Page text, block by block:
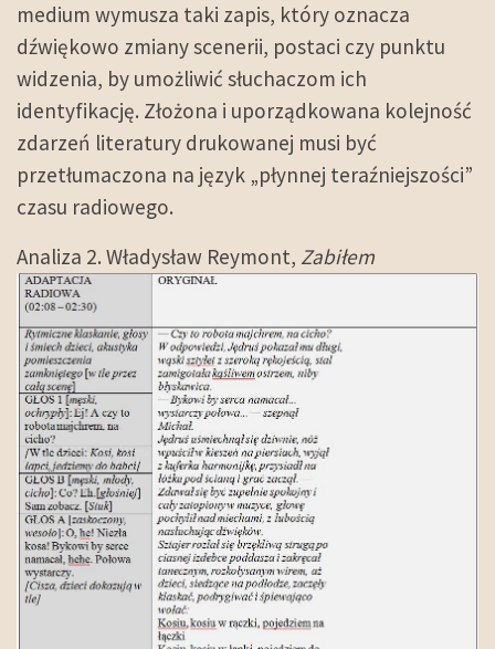
medium wymusza taki zapis, który oznacza
dźwiękowo zmiany scenerii, postaci czy punktu
widzenia, by umożliwić słuchaczom ich
identyfikację. Złożona i uporządkowana kolejność
zdarzeń literatury drukowanej musi być
przetłumaczona na język „płynnej teraźniejszości”
czasu radiowego.
Analiza 2. Władysław Reymont, Zabiłem